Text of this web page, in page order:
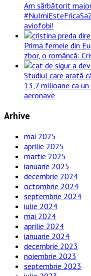
Am sărbătorit
aviofobi!
Prima femeie din
zbor, o româncă:
Studiul care arată
13,7 milioane ca
aeronave
Arhive
mai 2025
aprilie 2025
martie 2025
ianuarie 2025
decembrie 2024
octombrie 2024
septembrie 2024
iulie 2024
mai 2024
aprilie 2024
ianuarie 2024
decembrie 2023
noiembrie 2023
septembrie 2023